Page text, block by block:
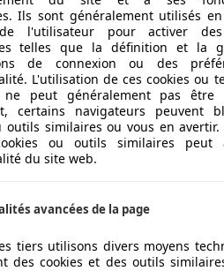
2WD
Ils sont généralement utilisés
l'utilisateur pour activer
telles que la définition et la
de connexion ou des
L'utilisation de ces cookies ou
ne peut généralement pas être
certains navigateurs peuvent
outils similaires ou vous en avertir.
ou outils similaires peut
du site web.
avancées de la page
tiers utilisons divers moyens
des cookies et des outils